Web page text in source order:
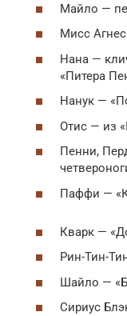
Майло —
Мисс
Нана —
«Питера
Нанук —
Отис — из
Пенни,
Паффи —
Кварк —
Рин-Тин-
Шайло —
Сириус